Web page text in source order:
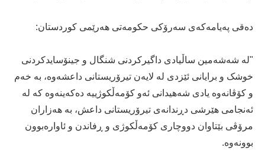
دەقی پەیامەكەی سەرۆكی حكومەتی هەرێمی كوردستان:
"لە شەشەمین ساڵیادی داگیرکردنی شنگال و جینۆسایدکردنی
خوشک و برایانی ئێزدی لە لایەن تیرۆریستانی داعشەوە، بە خەم
و کۆڤانەوە یادی شەهیدانی ئەو کۆمەڵکوژییە دەکەینەوە کە لە
ئەنجامی هێرشی دڕندانەی تیرۆریستانی داعش، بە هەزاران
مرۆڤی بێتاوان دووچاری کۆمەڵکوژی و ڕفاندن و ئاوارەبوون
بوونەوە.